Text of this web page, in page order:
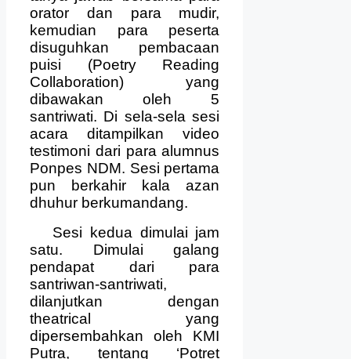
orator dan para mudir,
kemudian para peserta
disuguhkan pembacaan
puisi (Poetry Reading
Collaboration) yang
dibawakan oleh 5
santriwati. Di sela-sela sesi
acara ditampilkan video
testimoni dari para alumnus
Ponpes NDM. Sesi pertama
pun berkahir kala azan
dhuhur berkumandang.
Sesi kedua dimulai jam
satu. Dimulai galang
pendapat dari para
santriwan-santriwati,
dilanjutkan dengan
theatrical yang
dipersembahkan oleh KMI
Putra, tentang ‘Potret